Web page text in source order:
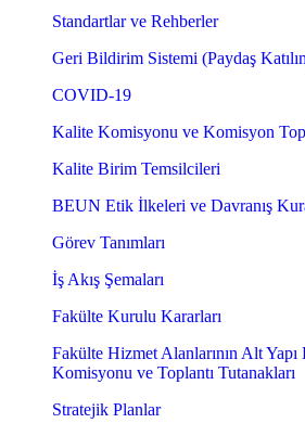
Standartlar ve Rehberler
Geri Bildirim Sistemi (Paydaş
COVID-19
Kalite Komisyonu ve Komisyon
Kalite Birim Temsilcileri
BEUN Etik İlkeleri ve Davranış
Görev Tanımları
İş Akış Şemaları
Fakülte Kurulu Kararları
Fakülte Hizmet Alanlarının Alt
Komisyonu ve Toplantı Tutanakları
Stratejik Planlar